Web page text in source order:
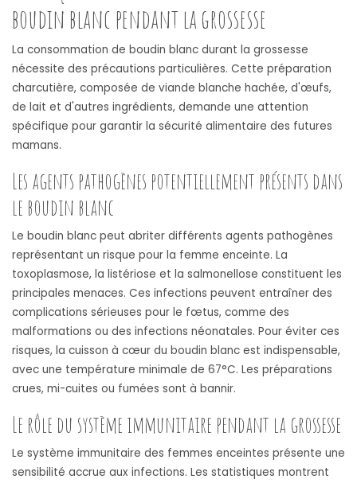
boudin blanc pendant la grossesse
La consommation de boudin blanc durant la grossesse
nécessite des précautions particulières. Cette préparation
charcutière, composée de viande blanche hachée, d'œufs,
de lait et d'autres ingrédients, demande une attention
spécifique pour garantir la sécurité alimentaire des futures
mamans.
Les agents pathogènes potentiellement présents dans
le boudin blanc
Le boudin blanc peut abriter différents agents pathogènes
représentant un risque pour la femme enceinte. La
toxoplasmose, la listériose et la salmonellose constituent les
principales menaces. Ces infections peuvent entraîner des
complications sérieuses pour le fœtus, comme des
malformations ou des infections néonatales. Pour éviter ces
risques, la cuisson à cœur du boudin blanc est indispensable,
avec une température minimale de 67°C. Les préparations
crues, mi-cuites ou fumées sont à bannir.
Le rôle du système immunitaire pendant la grossesse
Le système immunitaire des femmes enceintes présente une
sensibilité accrue aux infections. Les statistiques montrent